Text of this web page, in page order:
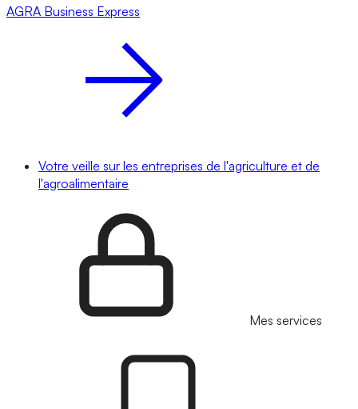
AGRA Business Express
Votre veille sur les entreprises de l'agriculture et de
l'agroalimentaire
Mes services